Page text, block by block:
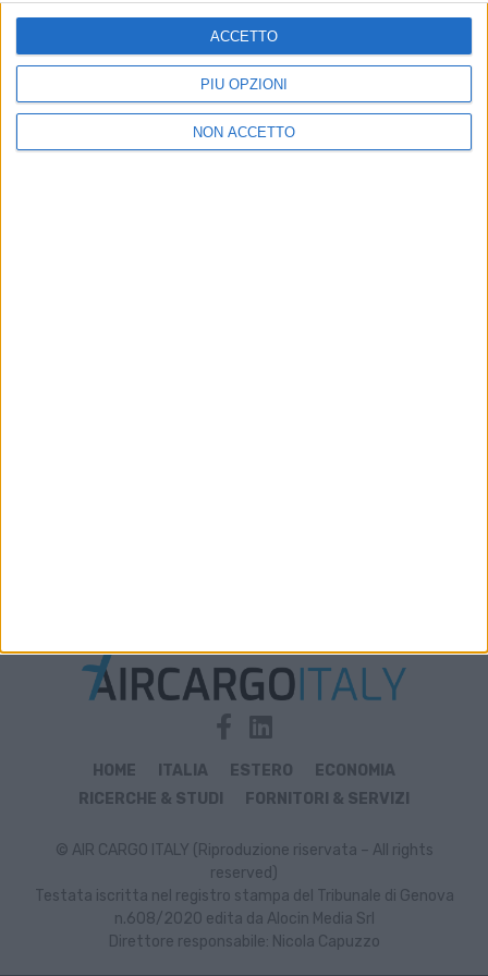
PIÙ OPZIONI
NON ACCETTO
ACCETTO
Dichiaro di aver letto e compreso l'informativa sulla privacy e
di dare il mio consenso alla ricezione di promozioni commerciali
Vedi POLITICA SULLA PRIVACY.
HOME ITALIA ESTERO
ECONOMIA
RICERCHE & STUDI
FORNITORI & SERVIZI
© AIR CARGO ITALY (Riproduzione riservata – All rights
reserved)
Testata iscritta nel registro stampa del Tribunale di Genova
n.608/2020 edita da Alocin Media Srl
Direttore responsabile: Nicola Capuzzo